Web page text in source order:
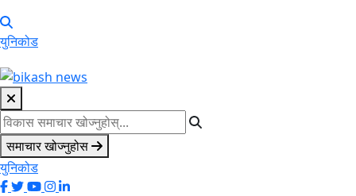
युनिकोड
समाचार खोज्नुहोस
युनिकोड